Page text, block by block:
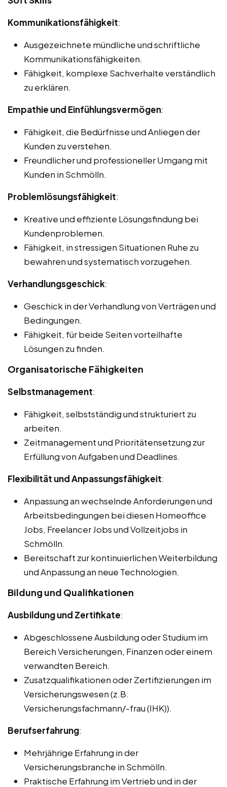
Kommunikationsfähigkeit:
Ausgezeichnete mündliche und schriftliche
Kommunikationsfähigkeiten.
Fähigkeit, komplexe Sachverhalte verständlich
zu erklären.
Empathie und Einfühlungsvermögen:
Fähigkeit, die Bedürfnisse und Anliegen der
Kunden zu verstehen.
Freundlicher und professioneller Umgang mit
Kunden in Schmölln.
Problemlösungsfähigkeit:
Kreative und effiziente Lösungsfindung bei
Kundenproblemen.
Fähigkeit, in stressigen Situationen Ruhe zu
bewahren und systematisch vorzugehen.
Verhandlungsgeschick:
Geschick in der Verhandlung von Verträgen und
Bedingungen.
Fähigkeit, für beide Seiten vorteilhafte
Lösungen zu finden.
Organisatorische Fähigkeiten
Selbstmanagement:
Fähigkeit, selbstständig und strukturiert zu
arbeiten.
Zeitmanagement und Prioritätensetzung zur
Erfüllung von Aufgaben und Deadlines.
Flexibilität und Anpassungsfähigkeit:
Anpassung an wechselnde Anforderungen und
Arbeitsbedingungen bei diesen Homeoffice
Jobs, Freelancer Jobs und Vollzeitjobs in
Schmölln.
Bereitschaft zur kontinuierlichen Weiterbildung
und Anpassung an neue Technologien.
Bildung und Qualifikationen
Ausbildung und Zertifikate:
Abgeschlossene Ausbildung oder Studium im
Bereich Versicherungen, Finanzen oder einem
verwandten Bereich.
Zusatzqualifikationen oder Zertifizierungen im
Versicherungswesen (z.B.
Versicherungsfachmann/-frau (IHK)).
Berufserfahrung:
Mehrjährige Erfahrung in der
Versicherungsbranche in Schmölln.
Praktische Erfahrung im Vertrieb und in der